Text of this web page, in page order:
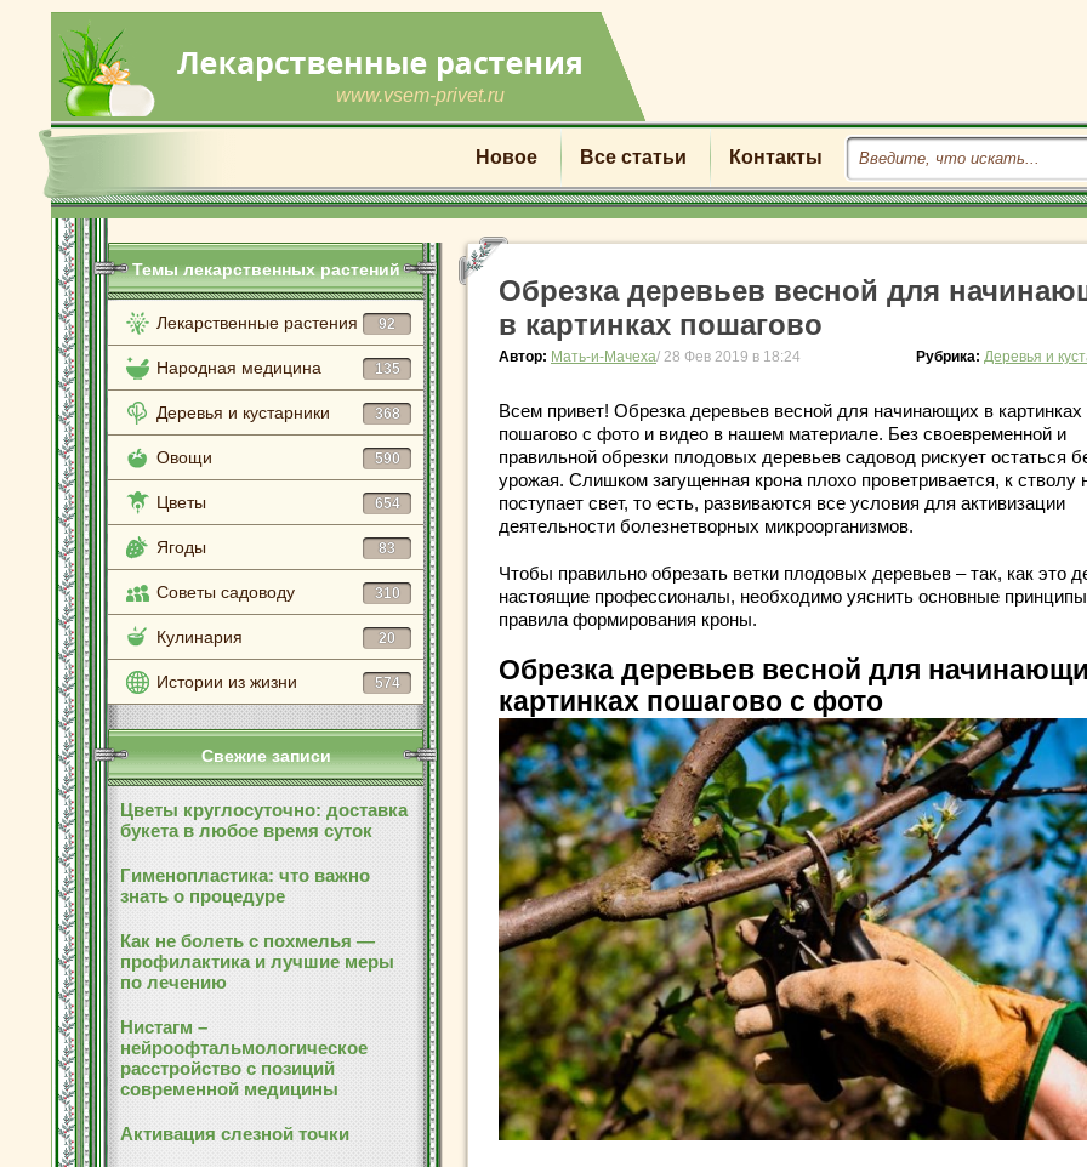
www.vsem-privet.ru
Новое Все статьи Контакты
Темы лекарственных растений
Лекарственные растения 92
Народная медицина 135
Деревья и кустарники 368
Овощи 590
Цветы 654
Ягоды 83
Советы садоводу 310
Кулинария 20
Истории из жизни 574
Свежие записи
Цветы круглосуточно: доставка
букета в любое время суток
Гименопластика: что важно
знать о процедуре
Как не болеть с похмелья —
профилактика и лучшие меры
по лечению
Нистагм –
нейроофтальмологическое
расстройство с позиций
современной медицины
Активация слезной точки
Обрезка деревьев весной для
в картинках пошагово
Автор: Мать-и-Мачеха/ 28 Фев 2019 в 18:24 Рубрика: Деревья и
Всем привет! Обрезка деревьев весной для начинающих в картинках
пошагово с фото и видео в нашем материале. Без своевременной и
правильной обрезки плодовых деревьев садовод рискует остаться
урожая. Слишком загущенная крона плохо проветривается, к стволу
поступает свет, то есть, развиваются все условия для активизации
деятельности болезнетворных микроорганизмов.
Чтобы правильно обрезать ветки плодовых деревьев – так, как это
настоящие профессионалы, необходимо уяснить основные
правила формирования кроны.
Обрезка деревьев весной для
картинках пошагово с фото